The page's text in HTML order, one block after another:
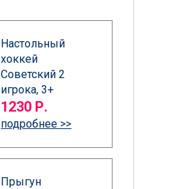
Настольный
хоккей
Советский 2
игрока, 3+
1230 Р.
подробнее >>
Прыгун